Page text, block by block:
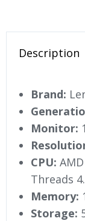
Description
Brand:
Monitor:
CPU:
Threads
Memory:
Storage: